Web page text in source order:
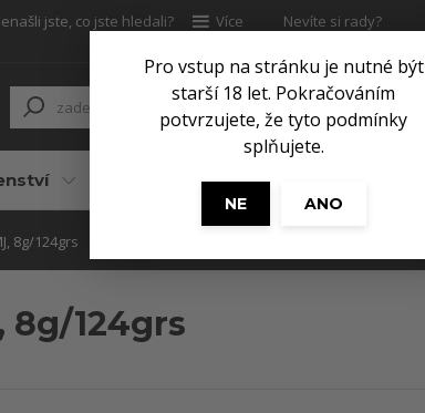
Pro vstup na stránku je nutné být
starší 18 let. Pokračováním
potvrzujete, že tyto podmínky
splňujete.
NE ANO
jste, co jste hledali? Více
Nevíte si rady?
Pro myslivce
8g/124grs
8g/124grs